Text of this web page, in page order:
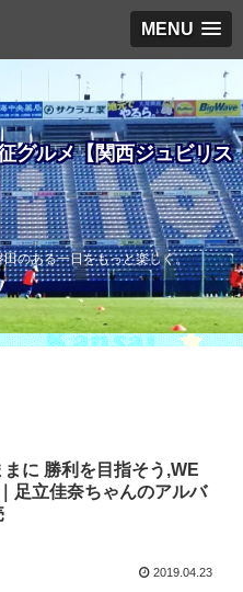
MENU
グルメ【関西ジュビリス
のある一日をもっと楽しく。
まに 勝利を目指そう,WE
足立佳奈ちゃんのアルバ
2019.04.23